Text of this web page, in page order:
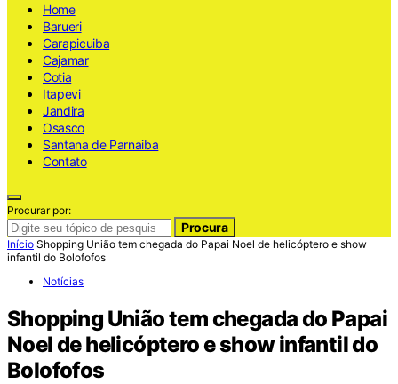
Home
Barueri
Carapicuiba
Cajamar
Cotia
Itapevi
Jandira
Osasco
Santana de Parnaiba
Contato
Procurar por:
Procura
Início Shopping União tem chegada do Papai Noel de helicóptero e show
infantil do Bolofofos
Notícias
Shopping União tem chegada do Papai
Noel de helicóptero e show infantil do
Bolofofos